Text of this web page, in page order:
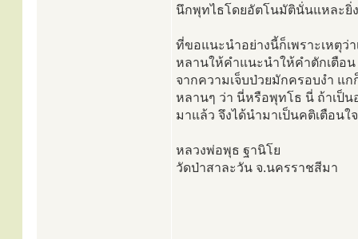
นึกพุทไธโดยอัตโนมัตินั่นแหละยิ่
ที่ขอแนะนำอย่างนี้ก็เพราะเหตุว่
หลานให้คำแนะนำให้คำตักเตือน
จากความเจ็บป่วยมักครอบงำ แ
หลานๆ ว่า นี่หรือพุทโธ นี่ ถ้าเป็
มาแล้ว จึงได้นำมาเป็นคติเตือน
หลวงพ่อพุธ ฐานิโย
วัดป่าสาละวัน จ.นครราชสีมา